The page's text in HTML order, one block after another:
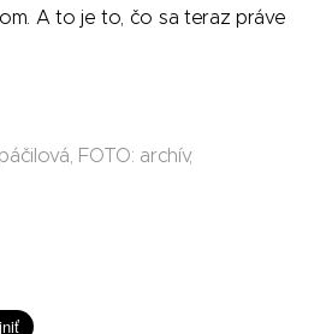
A to je to, čo sa teraz práve
FOTO: archív,